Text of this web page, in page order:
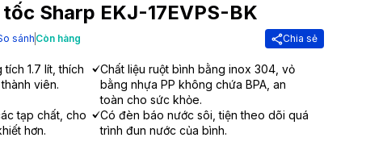
Sharp EKJ-17EVPS-BK
sánh Còn hàng Chia sẻ
1.7 lít, thích
viên.
Chất liệu ruột bình bằng inox 304, vỏ
bằng nhựa PP không chứa BPA, an
toàn cho sức khỏe.
tạp chất, cho
hơn.
Có đèn báo nước sôi, tiện theo dõi quá
trình đun nước của bình.